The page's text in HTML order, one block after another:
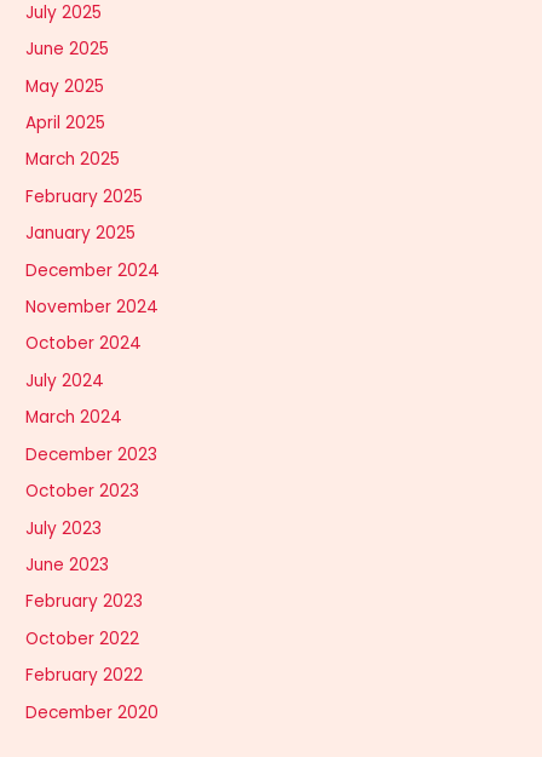
July 2025
June 2025
May 2025
April 2025
March 2025
February 2025
January 2025
December 2024
November 2024
October 2024
July 2024
March 2024
December 2023
October 2023
July 2023
June 2023
February 2023
October 2022
February 2022
December 2020